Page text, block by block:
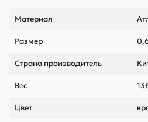
Материал
Размер
Страна производитель
Вес
Цвет